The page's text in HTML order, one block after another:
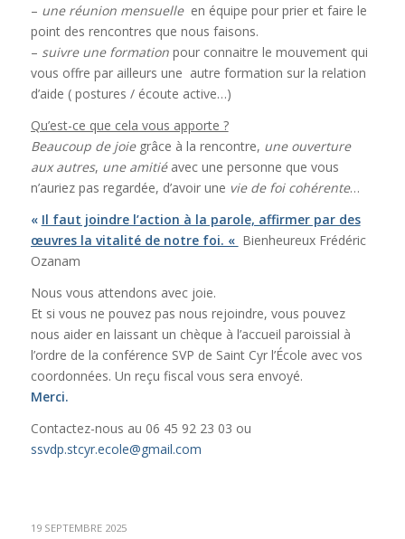
– une réunion mensuelleen équipe pour prier et faire le
point des rencontres que nous faisons.
– suivre une formationpour connaitre le mouvement qui
vous offre par ailleurs une autre formation sur la relation
d’aide ( postures / écoute active…)
Qu’est-ce que cela vous apporte ?
Beaucoup de joie grâce à la rencontre, une ouverture
aux autres, une amitiéavec une personne que vous
n’auriez pas regardée, d’avoir une vie de foi cohérente…
« Il faut joindre l’action à la parole, affirmer par des
œuvres la vitalité de notre foi. « Bienheureux Frédéric
Ozanam
Nous vous attendons avec joie.
Et si vous ne pouvez pas nous rejoindre, vous pouvez
nous aider en laissant un chèque à l’accueil paroissial à
l’ordre de la conférence SVP de Saint Cyr l’École avec vos
coordonnées. Un reçu fiscal vous sera envoyé.
Merci.
Contactez-nous au 06 45 92 23 03 ou
ssvdp.stcyr.ecole@gmail.com
19 SEPTEMBRE 2025